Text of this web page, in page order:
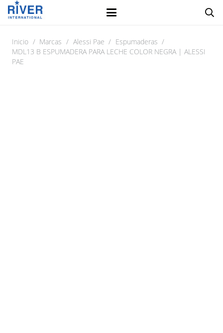
Inicio / Marcas / Alessi Pae / Espumaderas /
MDL13 B ESPUMADERA PARA LECHE COLOR NEGRA | ALESSI
PAE